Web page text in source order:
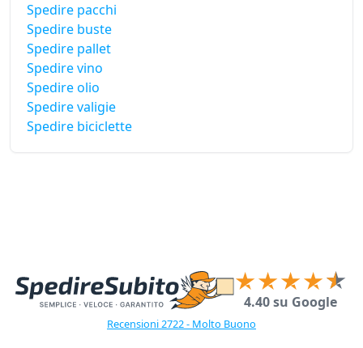
Spedire pacchi
Spedire buste
Spedire pallet
Spedire vino
Spedire olio
Spedire valigie
Spedire biciclette
4.40 su Google
Recensioni 2722 - Molto Buono